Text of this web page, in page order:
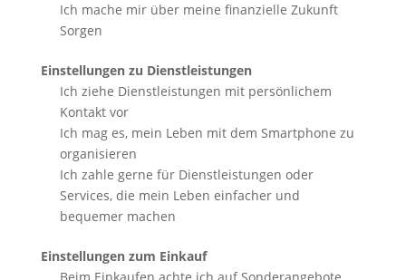
Ich mache mir über meine finanzielle Zukunft
Sorgen
Einstellungen zu Dienstleistungen
Ich ziehe Dienstleistungen mit persönlichem
Kontakt vor
Ich mag es, mein Leben mit dem Smartphone zu
organisieren
Ich zahle gerne für Dienstleistungen oder
Services, die mein Leben einfacher und
bequemer machen
Einstellungen zum Einkauf